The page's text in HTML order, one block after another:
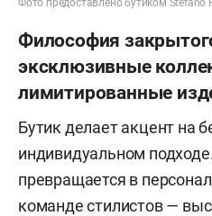
Философия
эксклюзивные
лимитированные
Бутик делает акцент на
индивидуальном
превращается в
команде стилистов —